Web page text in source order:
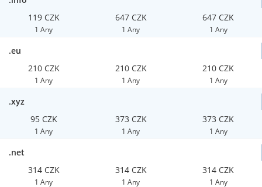
119 CZK
1 Any
647 CZK
1 Any
647 CZK
1 Any
.eu
210 CZK
1 Any
210 CZK
1 Any
210 CZK
1 Any
.xyz
95 CZK
1 Any
373 CZK
1 Any
373 CZK
1 Any
.net
314 CZK
1 Any
314 CZK
1 Any
314 CZK
1 Any